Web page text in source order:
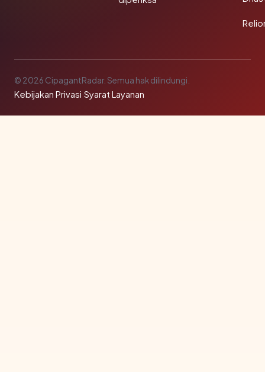
© 2026 CipagantRadar. Semua hak dilindungi.
Kebijakan Privasi·Syarat Layanan